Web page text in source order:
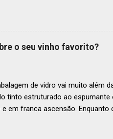
a No.100,em celebração ao
lista expandida demonstra o
gastronômicos e prepara o
o seu vinho favorito?
de vidro vai muito além
tinto estruturado ao
em franca ascensão.
Euromonitor. É neste